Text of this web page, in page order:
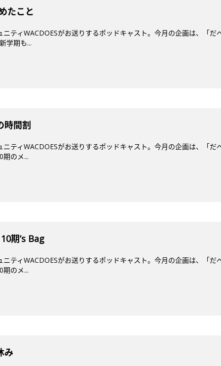
たこと
ニティWACDOESがお送りするポッドキャスト。今月の企画は、「
学期も...
時間割
ニティWACDOESがお送りするポッドキャスト。今月の企画は、「
期のメ...
期’s Bag
ニティWACDOESがお送りするポッドキャスト。今月の企画は、「
期のメ...
み